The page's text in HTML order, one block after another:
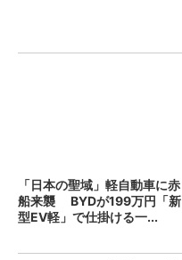
「日本の聖域」軽自動車に赤
船来襲 BYDが199万円「新
型EV軽」で仕掛ける一...